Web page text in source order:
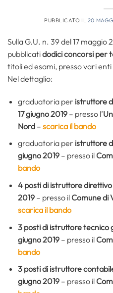
PUBBLICATO IL 20
Sulla G.U. n. 39 del 17 maggio
pubblicatidodiciconcorsi per
titoli ed esami, presso vari enti
Nel dettaglio:
graduatoria per istruttore
17 giugno 2019– presso l’
Nord– scarica il bando
graduatoria per istruttore
giugno 2019– presso il
bando
4 posti di istruttore
2019 – presso ilComune di
scarica il bando
3 posti di istruttore tecnico
giugno 2019 – presso il
bando
3 posti di istruttore
giugno 2019– presso il